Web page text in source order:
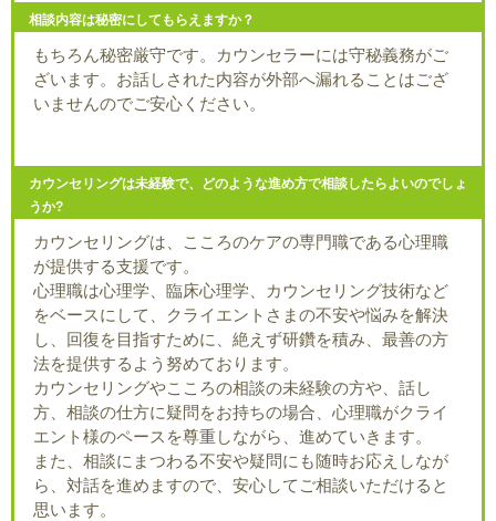
相談内容は秘密にしてもらえますか？
もちろん秘密厳守です。カウンセラーには守秘義務がご
ざいます。お話しされた内容が外部へ漏れることはござ
いませんのでご安心ください。
カウンセリングは未経験で、どのような進め方で相談したらよいのでしょ
うか?
カウンセリングは、こころのケアの専門職である心理職
が提供する支援です。
心理職は心理学、臨床心理学、カウンセリング技術など
をベースにして、クライエントさまの不安や悩みを解決
し、回復を目指すために、絶えず研鑽を積み、最善の方
法を提供するよう努めております。
カウンセリングやこころの相談の未経験の方や、話し
方、相談の仕方に疑問をお持ちの場合、心理職がクライ
エント様のペースを尊重しながら、進めていきます。
また、相談にまつわる不安や疑問にも随時お応えしなが
ら、対話を進めますので、安心してご相談いただけると
思います。